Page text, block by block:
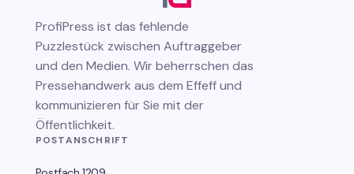
ProfiPress ist das fehlende
Puzzlestück zwischen Auftraggeber
und den Medien. Wir beherrschen das
Pressehandwerk aus dem Effeff und
kommunizieren für Sie mit der
Öffentlichkeit.
POSTANSCHRIFT